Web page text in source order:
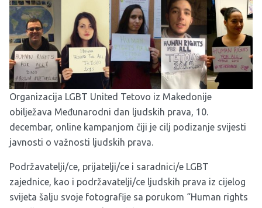
Organizacija LGBT United Tetovo iz Makedonije
obilježava Međunarodni dan ljudskih prava, 10.
decembar, online kampanjom čiji je cilj podizanje svijesti
javnosti o važnosti ljudskih prava.
Podržavatelji/ce, prijatelji/ce i saradnici/e LGBT
zajednice, kao i podržavatelji/ce ljudskih prava iz cijelog
svijeta šalju svoje fotografije sa porukom “Human rights